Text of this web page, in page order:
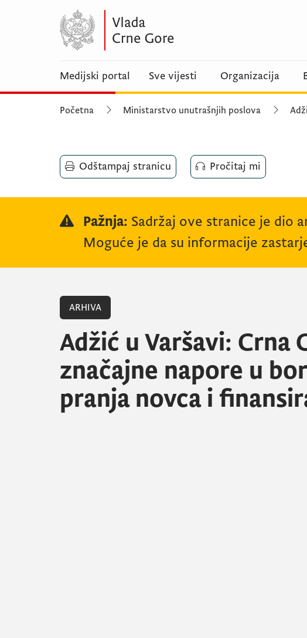
Medijski portal Sve vijesti Organizacija
Početna Ministarstvo unutrašnjih poslova
Odštampaj stranicu Pročitaj mi
Pažnja: Sadržaj ove stranice je dio
Moguće je da su informacije
ARHIVA
Adžić u Varšavi: Crna
značajne napore u
pranja novca i